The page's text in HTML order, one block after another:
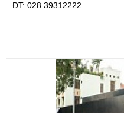
ÐT: 028 39312222